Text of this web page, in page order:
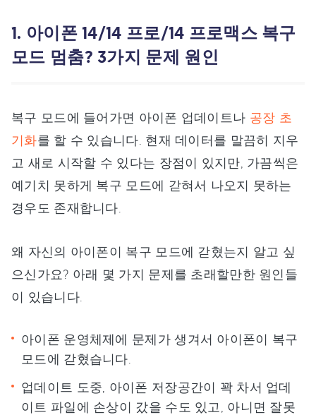
1. 아이폰 14/14 프로/14 프로맥스 복구
모드 멈춤? 3가지 문제 원인
복구 모드에 들어가면 아이폰 업데이트나 공장 초
기화를 할 수 있습니다. 현재 데이터를 말끔히 지우
고 새로 시작할 수 있다는 장점이 있지만, 가끔씩은
예기치 못하게 복구 모드에 갇혀서 나오지 못하는
경우도 존재합니다.
왜 자신의 아이폰이 복구 모드에 갇혔는지 알고 싶
으신가요? 아래 몇 가지 문제를 초래할만한 원인들
이 있습니다.
아이폰 운영체제에 문제가 생겨서 아이폰이 복구
모드에 갇혔습니다.
업데이트 도중, 아이폰 저장공간이 꽉 차서 업데
이트 파일에 손상이 갔을 수도 있고, 아니면 잘못